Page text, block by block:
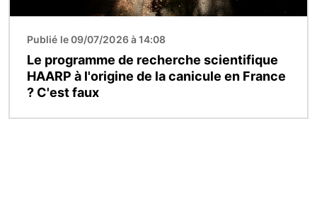
Publié le 09/07/2026 à 14:08
Le programme de recherche scientifique
HAARP à l'origine de la canicule en France
? C'est faux